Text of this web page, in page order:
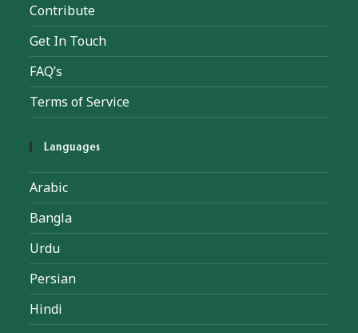
Contribute
Get In Touch
FAQ’s
Terms of Service
Languages
Arabic
Bangla
Urdu
Persian
Hindi